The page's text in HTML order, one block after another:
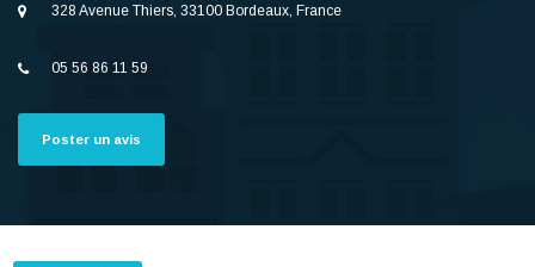
328 Avenue Thiers, 33100 Bordeaux, France
05 56 86 11 59
Poster un avis